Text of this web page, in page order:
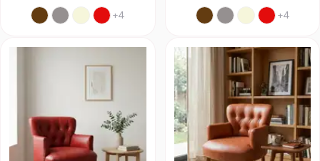
+4 +4